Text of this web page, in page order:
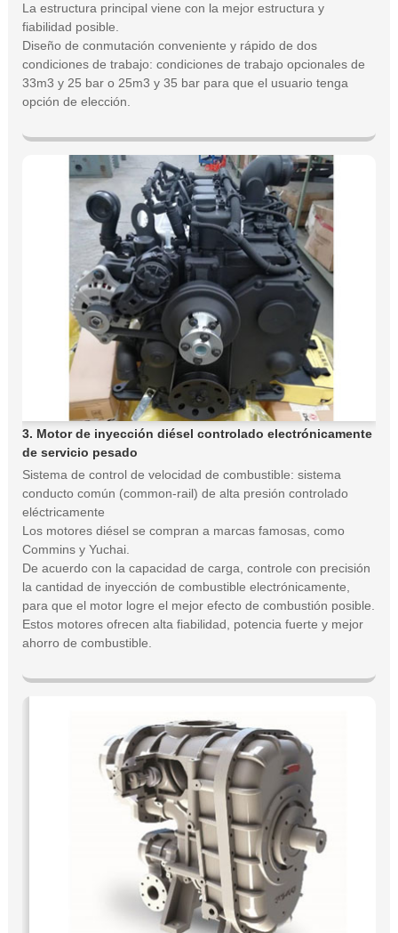
La estructura principal viene con la mejor estructura y
fiabilidad posible.
Diseño de conmutación conveniente y rápido de dos
condiciones de trabajo: condiciones de trabajo opcionales de
33m3 y 25 bar o 25m3 y 35 bar para que el usuario tenga
opción de elección.
3. Motor de inyección diésel controlado electrónicamente
de servicio pesado
Sistema de control de velocidad de combustible: sistema
conducto común (common-rail) de alta presión controlado
eléctricamente
Los motores diésel se compran a marcas famosas, como
Commins y Yuchai.
De acuerdo con la capacidad de carga, controle con precisión
la cantidad de inyección de combustible electrónicamente,
para que el motor logre el mejor efecto de combustión posible.
Estos motores ofrecen alta fiabilidad, potencia fuerte y mejor
ahorro de combustible.